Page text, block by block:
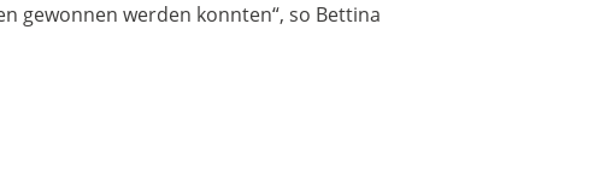
gewonnen werden konnten“, so Bettina